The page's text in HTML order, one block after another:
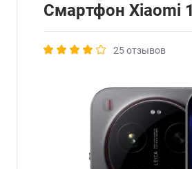
Смартфон Xiaomi
25 отзывов